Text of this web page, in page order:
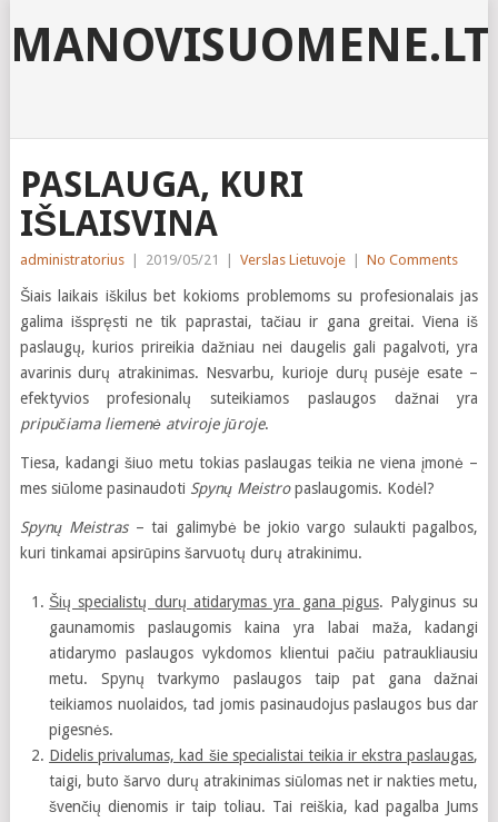
MANOVISUOMENE.LT
PASLAUGA, KURI
IŠLAISVINA
administratorius 2019/05/21 Verslas Lietuvoje No Comments
Šiais laikais iškilus bet kokioms problemoms su profesionalais jas
galima išspręsti ne tik paprastai, tačiau ir gana greitai. Viena iš
paslaugų, kurios prireikia dažniau nei daugelis gali pagalvoti, yra
avarinis durų atrakinimas. Nesvarbu, kurioje durų pusėje esate –
efektyvios profesionalų suteikiamos paslaugos dažnai yra
pripučiama liemenė atviroje jūroje.
Tiesa, kadangi šiuo metu tokias paslaugas teikia ne viena įmonė –
mes siūlome pasinaudoti Spynų Meistropaslaugomis. Kodėl?
Spynų Meistras– tai galimybė be jokio vargo sulaukti pagalbos,
kuri tinkamai apsirūpins šarvuotų durų atrakinimu.
Šių specialistų durų atidarymas yra gana pigus. Palyginus su
gaunamomis paslaugomis kaina yra labai maža, kadangi
atidarymo paslaugos vykdomos klientui pačiu patraukliausiu
metu. Spynų tvarkymo paslaugos taip pat gana dažnai
teikiamos nuolaidos, tad jomis pasinaudojus paslaugos bus dar
pigesnės.
Didelis privalumas, kad šie specialistai teikia ir ekstra paslaugas,
taigi, buto šarvo durų atrakinimas siūlomas net ir nakties metu,
švenčių dienomis ir taip toliau. Tai reiškia, kad pagalba Jums